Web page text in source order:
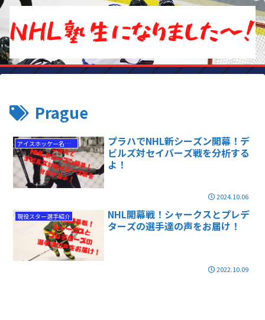
Prague
アイスホッケー名勝負
プラハでNHL新シーズン開幕！デ
ビルズ対セイバーズ戦を分析する
よ！
2024.10.06
現役スター選手紹介
NHL開幕戦！シャークスとプレデ
ターズの選手達の声をお届け！
2022.10.09